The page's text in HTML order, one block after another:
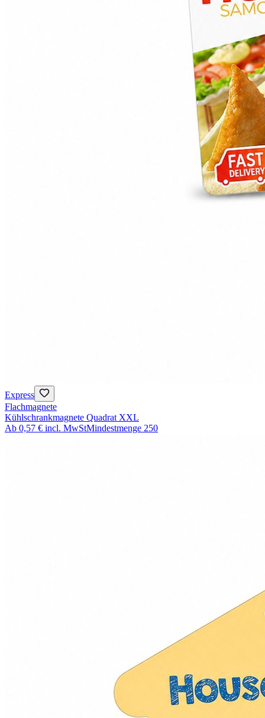
Express
Flachmagnete
Kühlschrankmagnete Quadrat XXL
Ab 0,57 € incl. MwStMindestmenge 250